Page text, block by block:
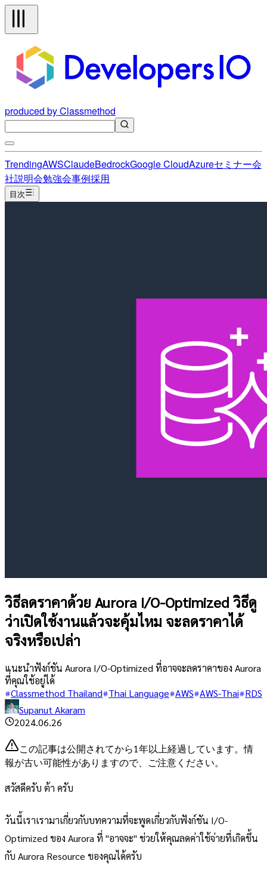
produced by Classmethod
TrendingAWSClaudeBedrockGoogle CloudAzureセミナー会
社説明会勉強会事例採用
目次
วิธีลดราคาด้วย Aurora I/O-Optimized วิธีดู
ว่าเปิดใช้งานแล้วจะคุ้มไหม จะลดราคาได้
จริงหรือเปล่า
แนะนำฟังก์ชัน Aurora I/O-Optimized ที่อาจจะลดราคาของ Aurora
ที่คุณใช้อยู่ได้
Classmethod Thailand Thai Language AWS AWS-Thai RDS
Supanut Akaram
2024.06.26
この記事は公開されてから1年以上経過しています。情
報が古い可能性がありますので、ご注意ください。
สวัสดีครับ ต้า ครับ
วันนี้เราเรามาเกี่ยวกับบทความที่จะพูดเกี่ยวกับฟังก์ชัน I/O-
Optimized ของ Aurora ที่ "อาจจะ" ช่วยให้คุณลดค่าใช้จ่ายที่เกิดขึ้น
กับ Aurora Resource ของคุณได้ครับ